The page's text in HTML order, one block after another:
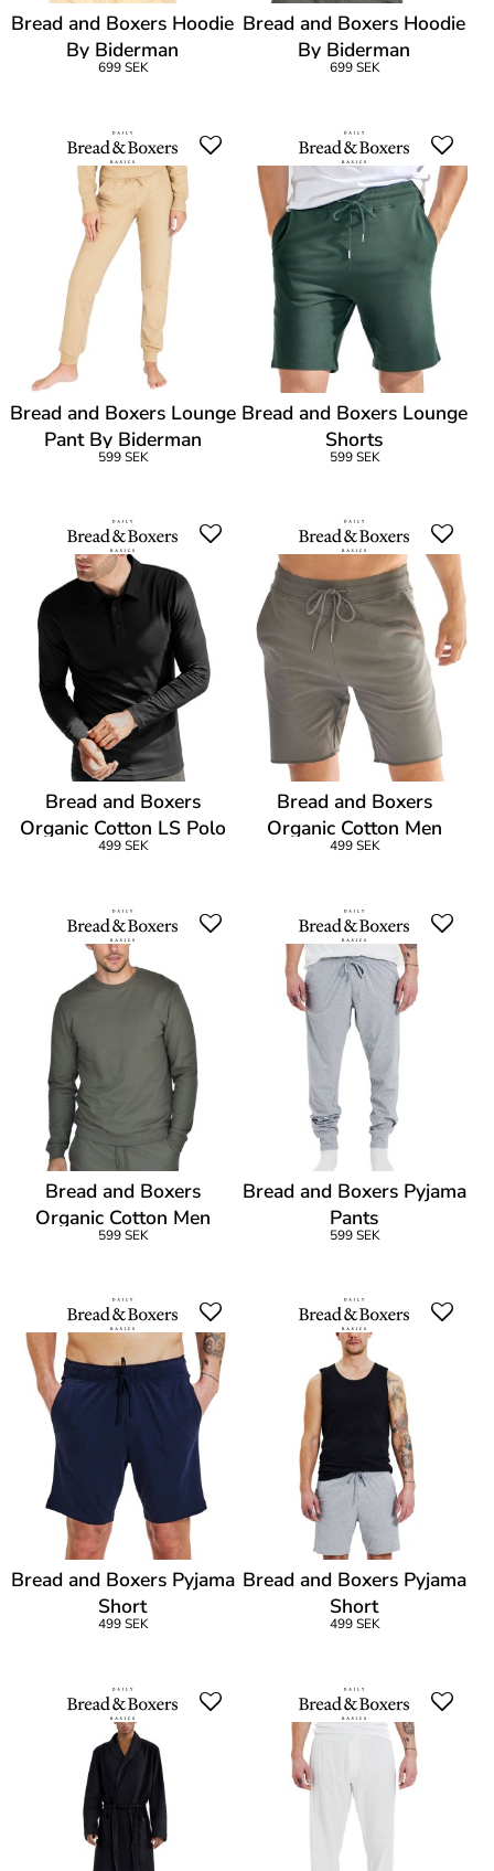
Bread and Boxers Hoodie
By Biderman
699 SEK
Bread and Boxers Hoodie
By Biderman
699 SEK
Bread and Boxers Lounge
Pant By Biderman
599 SEK
Bread and Boxers Lounge
Shorts
599 SEK
Bread and Boxers
Organic Cotton LS Polo
Shirt
499 SEK
Bread and Boxers
Organic Cotton Men
Short
499 SEK
Bread and Boxers
Organic Cotton Men
Sweatshirt
599 SEK
Bread and Boxers Pyjama
Pants
599 SEK
Bread and Boxers Pyjama
Short
499 SEK
Bread and Boxers Pyjama
Short
499 SEK